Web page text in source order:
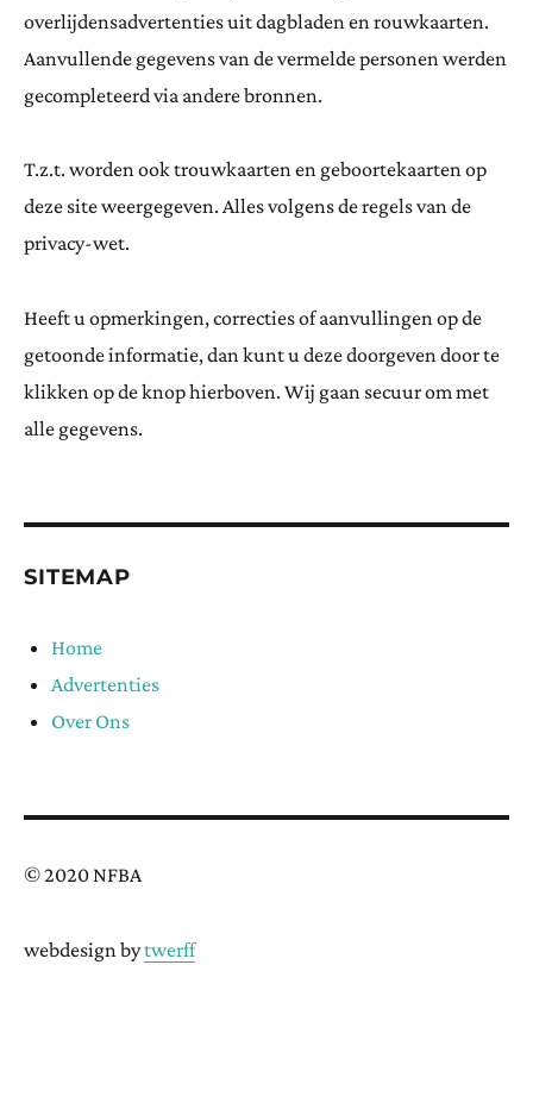
overlijdensadvertenties uit dagbladen en rouwkaarten.
Aanvullende gegevens van de vermelde personen werden
gecompleteerd via andere bronnen.
T.z.t. worden ook trouwkaarten en geboortekaarten op
deze site weergegeven. Alles volgens de regels van de
privacy-wet.
Heeft u opmerkingen, correcties of aanvullingen op de
getoonde informatie, dan kunt u deze doorgeven door te
klikken op de knop hierboven. Wij gaan secuur om met
alle gegevens.
SITEMAP
Home
Advertenties
Over Ons
© 2020 NFBA
webdesign bytwerff